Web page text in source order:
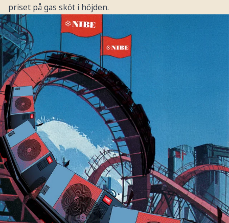
priset på gas sköt i höjden.